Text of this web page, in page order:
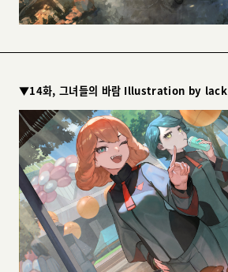
▼14화, 그녀들의 바람 Illustration by lack